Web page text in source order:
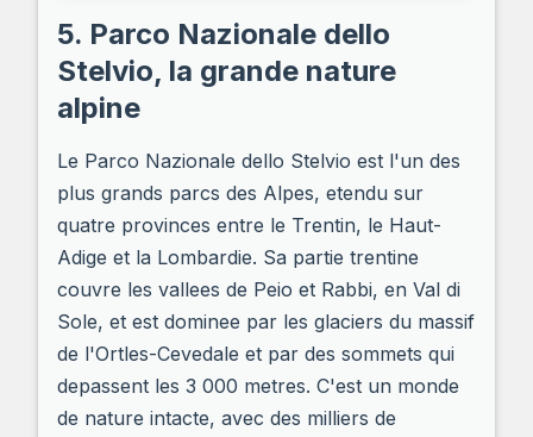
5. Parco Nazionale dello
Stelvio, la grande nature
alpine
Le Parco Nazionale dello Stelvio est l'un des
plus grands parcs des Alpes, etendu sur
quatre provinces entre le Trentin, le Haut-
Adige et la Lombardie. Sa partie trentine
couvre les vallees de Peio et Rabbi, en Val di
Sole, et est dominee par les glaciers du massif
de l'Ortles-Cevedale et par des sommets qui
depassent les 3 000 metres. C'est un monde
de nature intacte, avec des milliers de